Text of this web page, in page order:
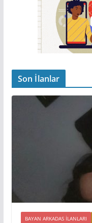
Son İlanlar
BAYAN ARKADAS ILANLARI